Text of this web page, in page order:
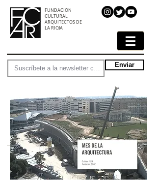
FUNDACIÓN
CULTURAL
ARQUITECTOS DE
LA RIOJA
Enviar